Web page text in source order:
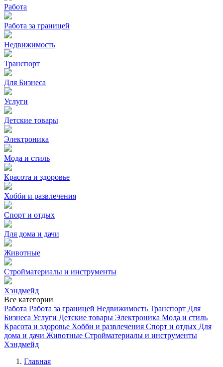
Работа
Работа за границей
Недвижимость
Транспорт
Для Бизнеса
Услуги
Детские товары
Электроника
Мода и стиль
Красота и здоровье
Хобби и развлечения
Спорт и отдых
Для дома и дачи
Животные
Стройматериалы и инструменты
Хэндмейд
Все категории
Работа Работа за границей Недвижимость Транспорт Для
Бизнеса Услуги Детские товары Электроника Мода и стиль
Красота и здоровье Хобби и развлечения Спорт и отдых Для
дома и дачи Животные Стройматериалы и инструменты
Хэндмейд
Главная